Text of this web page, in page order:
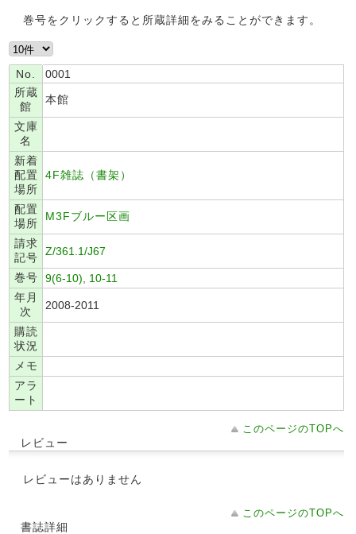
巻号をクリックすると所蔵詳細をみることができます。
No.
0001
所蔵
館
本館
文庫
名
新着
配置
場所
4F雑誌（書架）
配置
場所
M3Fブルー区画
請求
記号
Z/361.1/J67
巻号
9(6-10), 10-11
年月
次
2008-2011
購読
状況
メモ
アラ
ート
このページのTOPへ
レビュー
レビューはありません
このページのTOPへ
書誌詳細